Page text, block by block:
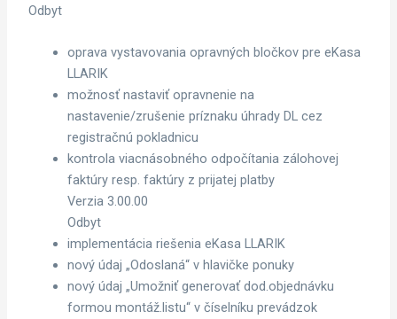
Odbyt
oprava vystavovania opravných bločkov pre eKasa
LLARIK
možnosť nastaviť opravnenie na
nastavenie/zrušenie príznaku úhrady DL cez
registračnú pokladnicu
kontrola viacnásobného odpočítania zálohovej
faktúry resp. faktúry z prijatej platby
Verzia 3.00.00
Odbyt
implementácia riešenia eKasa LLARIK
nový údaj „Odoslaná“ v hlavičke ponuky
nový údaj „Umožniť generovať dod.objednávku
formou montáž.listu“ v číselníku prevádzok